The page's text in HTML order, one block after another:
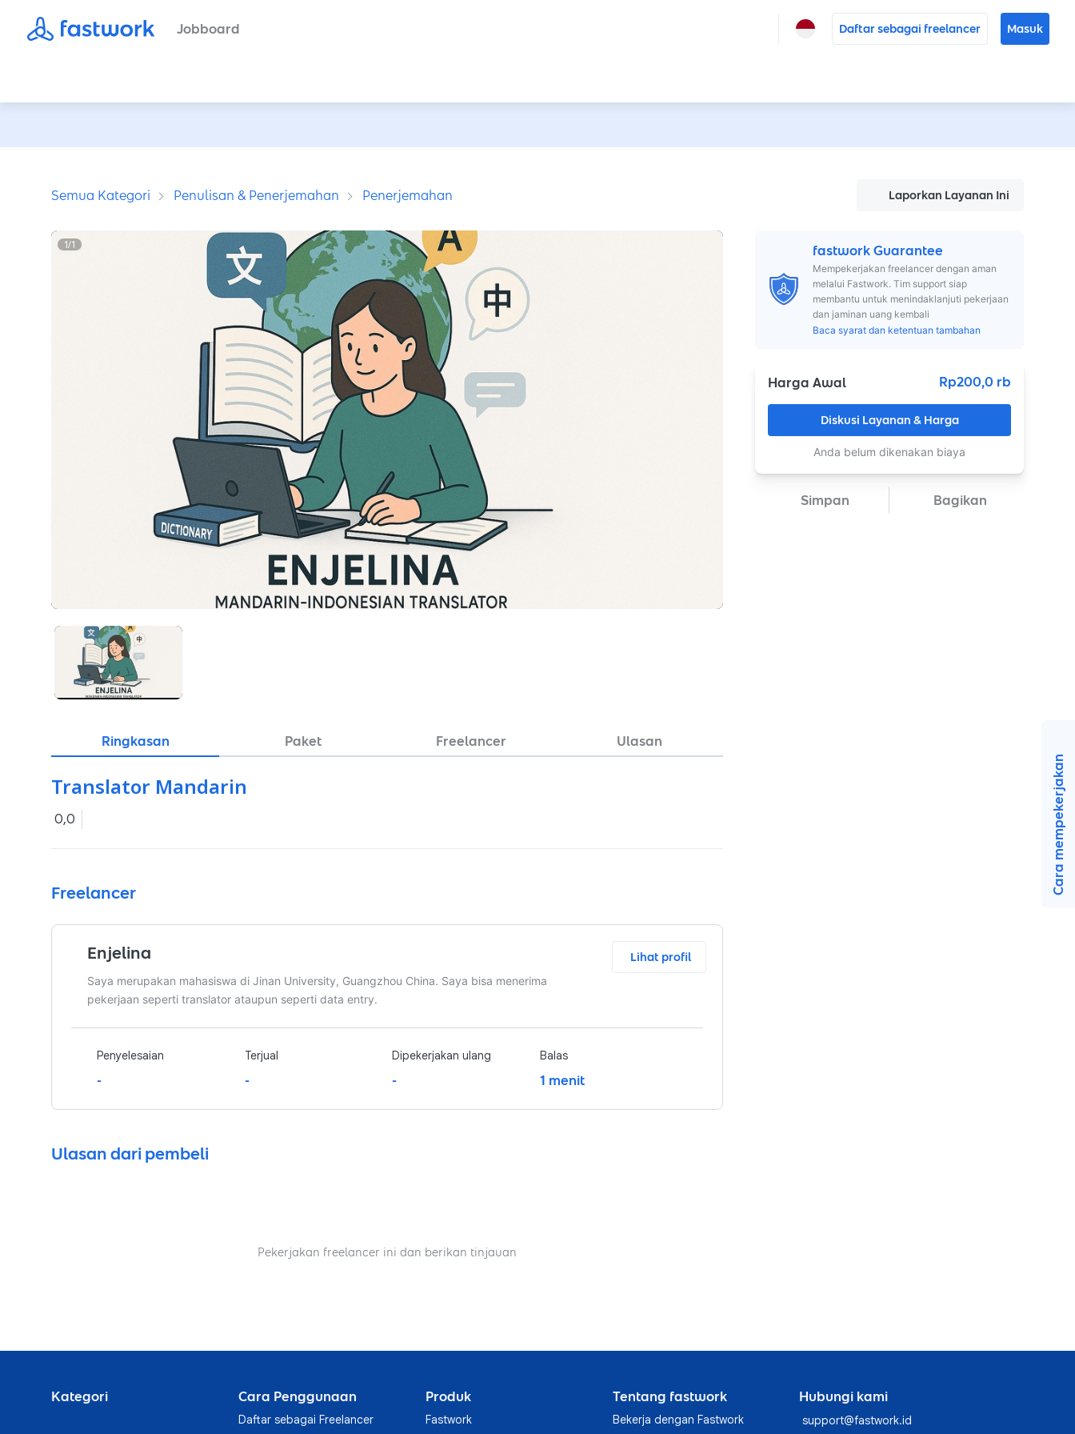
Jobboard Daftar sebagai freelancer Masuk
Semua Kategori Penulisan & Penerjemahan Penerjemahan Laporkan Layanan Ini
1/1
Ringkasan Paket Freelancer Ulasan
Translator Mandarin
0,0
Freelancer
Enjelina
Saya merupakan mahasiswa di Jinan University, Guangzhou China. Saya bisa menerima
pekerjaan seperti translator ataupun seperti data entry.
Lihat profil
Penyelesaian
-
Terjual
-
Dipekerjakan ulang
-
Balas
1 menit
Ulasan dari pembeli
Pekerjakan freelancer ini dan berikan tinjauan
fastwork Guarantee
Mempekerjakan freelancer dengan aman
melalui Fastwork. Tim support siap
membantu untuk menindaklanjuti pekerjaan
dan jaminan uang kembali
Baca syarat dan ketentuan tambahan
Harga Awal Rp200,0 rb
Diskusi Layanan & Harga
Anda belum dikenakan biaya
Simpan Bagikan
Cara mempekerjakan
Kategori Cara Penggunaan
Daftar sebagai Freelancer
Produk
Fastwork
Tentang fastwork
Bekerja dengan Fastwork
Hubungi kami
support@fastwork.id